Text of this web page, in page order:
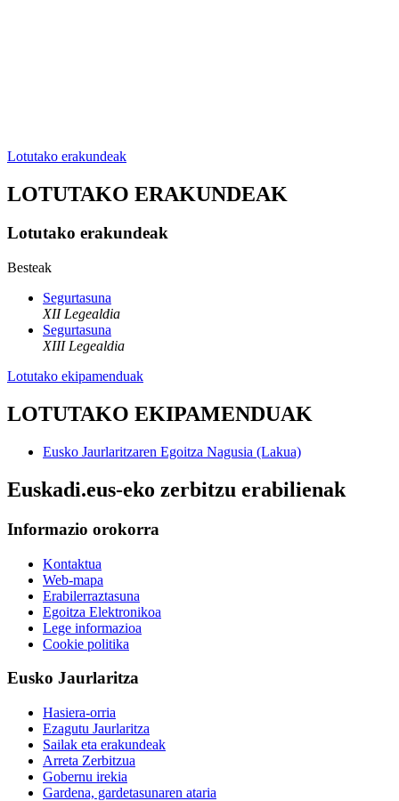
Lotutako erakundeak
LOTUTAKO ERAKUNDEAK
Lotutako erakundeak
Besteak
Segurtasuna
XII Legealdia
Segurtasuna
XIII Legealdia
Lotutako ekipamenduak
LOTUTAKO EKIPAMENDUAK
Eusko Jaurlaritzaren Egoitza Nagusia (Lakua)
Euskadi.eus-eko zerbitzu erabilienak
Informazio orokorra
Kontaktua
Web-mapa
Erabilerraztasuna
Egoitza Elektronikoa
Lege informazioa
Cookie politika
Eusko Jaurlaritza
Hasiera-orria
Ezagutu Jaurlaritza
Sailak eta erakundeak
Arreta Zerbitzua
Gobernu irekia
Gardena, gardetasunaren ataria